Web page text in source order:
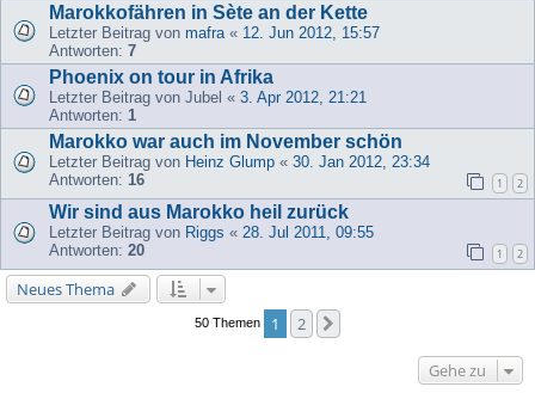
Marokkofähren in Sète an der Kette
Letzter Beitrag von mafra « 12. Jun 2012, 15:57
Antworten: 7
Phoenix on tour in Afrika
Letzter Beitrag von Jubel « 3. Apr 2012, 21:21
Antworten: 1
Marokko war auch im November schön
Letzter Beitrag von Heinz Glump « 30. Jan 2012, 23:34
Antworten: 16 1 2
Wir sind aus Marokko heil zurück
Letzter Beitrag von Riggs « 28. Jul 2011, 09:55
Antworten: 20 1 2
Neues Thema
50 Themen 1 2
Gehe zu